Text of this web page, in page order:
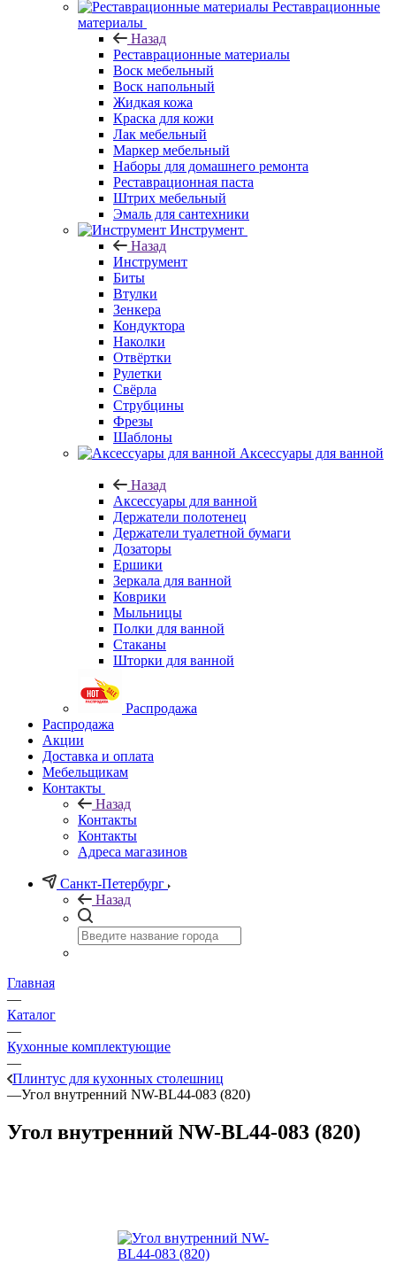
Реставрационные
материалы
Назад
Реставрационные материалы
Воск мебельный
Воск напольный
Жидкая кожа
Краска для кожи
Лак мебельный
Маркер мебельный
Наборы для домашнего ремонта
Реставрационная паста
Штрих мебельный
Эмаль для сантехники
Инструмент
Назад
Инструмент
Биты
Втулки
Зенкера
Кондуктора
Наколки
Отвёртки
Рулетки
Свёрла
Струбцины
Фрезы
Шаблоны
Аксессуары для ванной
Назад
Аксессуары для ванной
Держатели полотенец
Держатели туалетной бумаги
Дозаторы
Ершики
Зеркала для ванной
Коврики
Мыльницы
Полки для ванной
Стаканы
Шторки для ванной
Распродажа
Распродажа
Акции
Доставка и оплата
Мебельщикам
Контакты
Назад
Контакты
Контакты
Адреса магазинов
Санкт-Петербург
Назад
Главная
—
Каталог
—
Кухонные комплектующие
—
Плинтус для кухонных столешниц
—Угол внутренний NW-BL44-083 (820)
Угол внутренний NW-BL44-083 (820)